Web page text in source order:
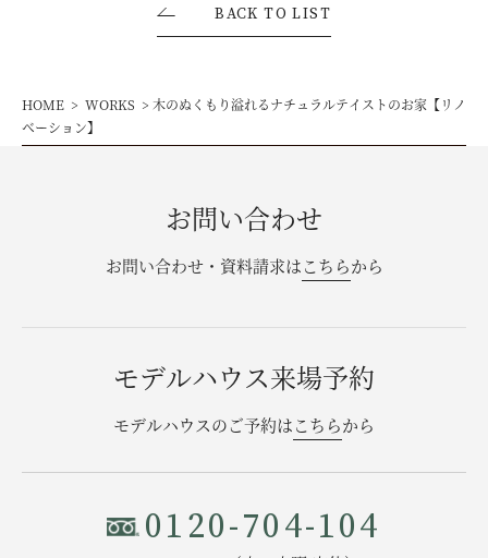
BACK TO LIST
HOME WORKS
木のぬくもり溢れるナチュラルテイストのお家【リノ
ベーション】
お問い合わせ
お問い合わせ・資料請求はこちらから
モデルハウス来場予約
モデルハウスのご予約はこちらから
0120-704-104